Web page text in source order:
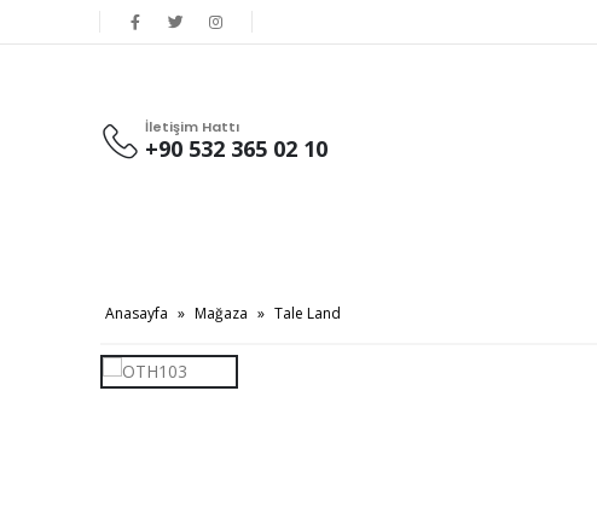
İletişim Hattı
+90 532 365 02 10
Anasayfa » Mağaza » Tale Land